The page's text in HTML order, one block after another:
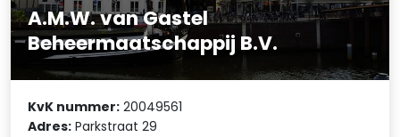
A.M.W. van Gastel
Beheermaatschappij B.V.
KvK nummer: 20049561
Adres: Parkstraat 29